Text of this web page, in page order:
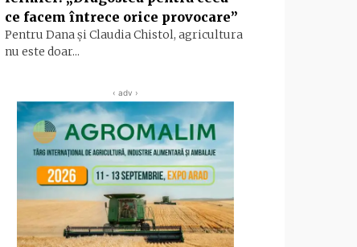
ce facem întrece orice provocare”
Pentru Dana și Claudia Chistol, agricultura
nu este doar...
‹ adv ›